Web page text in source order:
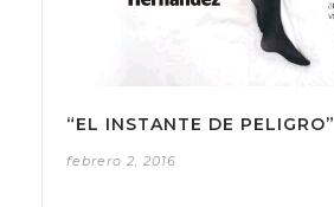
“EL INSTANTE DE PELIGRO”
febrero 2, 2016